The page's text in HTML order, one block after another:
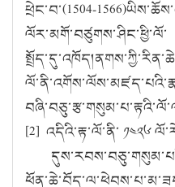
ཕྲེང་བ་(1504-1566)
[2] འདིའི་རྟ་ལོ་ནི་ ༡༤༢༦